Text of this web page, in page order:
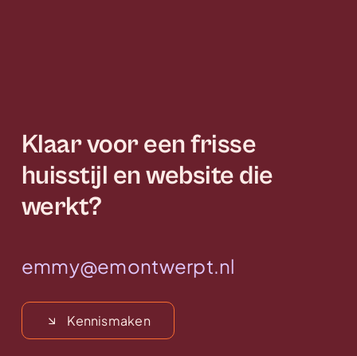
Klaar voor een frisse
huisstijl en website die
werkt?
emmy@emontwerpt.nl
Kennismaken